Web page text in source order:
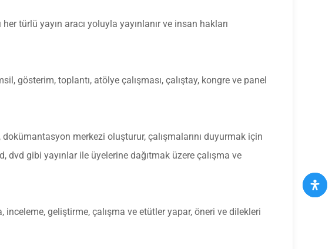
türlü yayın aracı yoluyla yayınlanır ve insan hakları
gösterim, toplantı, atölye çalışması, çalıştay, kongre ve panel
merkezi oluşturur, çalışmalarını duyurmak için
gibi yayınlar ile üyelerine dağıtmak üzere çalışma ve
inceleme, geliştirme, çalışma ve etütler yapar, öneri ve dilekleri